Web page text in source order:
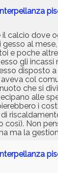
il calcio
gesso al
e poche
gli
disposto
col
che si
alle
i
Non
ma la